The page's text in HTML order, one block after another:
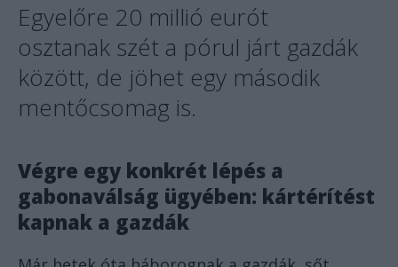
Egyelőre 20 millió eurót
osztanak szét a pórul járt gazdák
között, de jöhet egy második
mentőcsomag is.
Végre egy konkrét lépés a
gabonaválság ügyében: kártérítést
kapnak a gazdák